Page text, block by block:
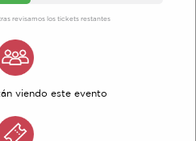
revisamos los tickets restantes
viendo este evento